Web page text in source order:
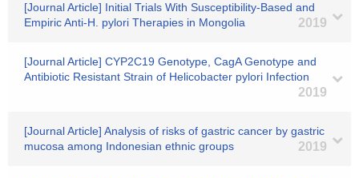
[Journal Article] Initial Trials With Susceptibility-Based and
Empiric Anti-H. pylori Therapies in Mongolia
2019
[Journal Article] CYP2C19 Genotype, CagA Genotype and
Antibiotic Resistant Strain of Helicobacter pylori Infection
2019
[Journal Article] Analysis of risks of gastric cancer by gastric
mucosa among Indonesian ethnic groups
2019